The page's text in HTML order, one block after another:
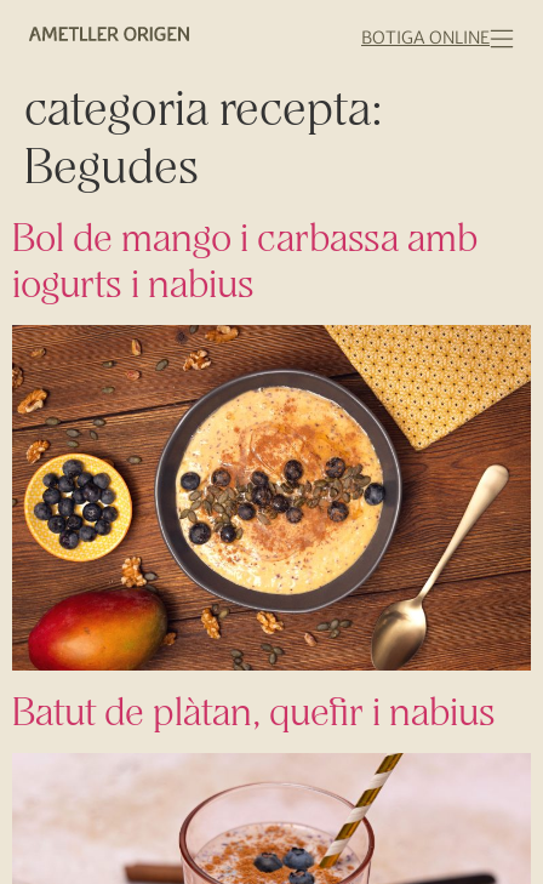
BOTIGA ONLINE
categoria recepta:
Begudes
Bol de mango i carbassa amb
iogurts i nabius
Batut de plàtan, quefir i nabius